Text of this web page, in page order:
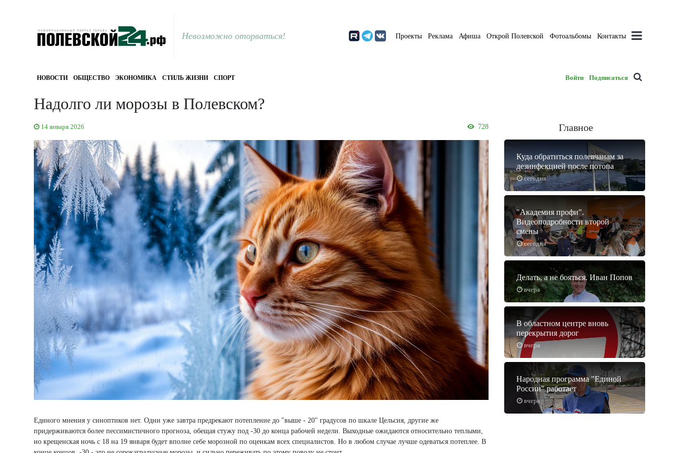
Невозможно оторваться! Проекты Реклама Афиша Открой Полевской Фотоальбомы Контакты
НОВОСТИ ОБЩЕСТВО ЭКОНОМИКА СТИЛЬ ЖИЗНИ СПОРТ Войти Подписаться
Надолго ли морозы в Полевском?
14 января 2026 728
Единого мнения у синоптиков нет. Одни уже завтра предрекают потепление до "выше - 20" градусов по шкале Цельсия, другие же
придерживаются более пессимистичного прогноза, обещая стужу под -30 до конца рабочей недели. Выходные ожидаются относительно теплыми,
но крещенская ночь с 18 на 19 января будет вполне себе морозной по оценкам всех специалистов. Но в любом случае лучше одеваться потеплее. В
Главное
сегодня
Куда обратиться полевчанам за
дезинфекцией после потопа
сегодня
"Академия профи".
Видеоподробности второй
смены
вчера
Делать, а не бояться. Иван Попов
вчера
В областном центре вновь
перекрытия дорог
вчера
Народная программа "Единой
России" работает